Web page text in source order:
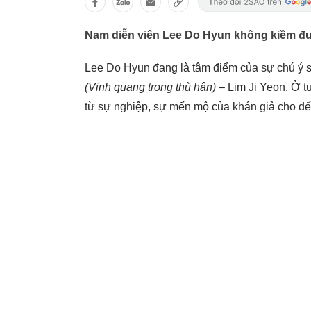
Nam diễn viên Lee Do Hyun không kiềm
Lee Do Hyun đang là tâm điểm của sự chú
(Vinh quang trong thù hận) – Lim Ji Yeon. Ở
từ sự nghiệp, sự mến mộ của khán giả cho